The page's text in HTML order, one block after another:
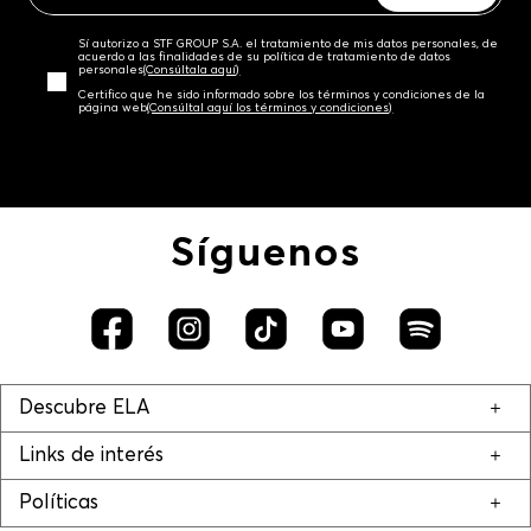
Sí autorizo a STF GROUP S.A. el tratamiento de mis datos personales, de
acuerdo a las finalidades de su política de tratamiento de datos
personales‎(Consúltala aquí)
Certifico que he sido informado sobre los términos y condiciones de la
página web‎(Consúltal aquí los términos y condiciones)
Síguenos
Descubre ELA
Links de interés
Políticas